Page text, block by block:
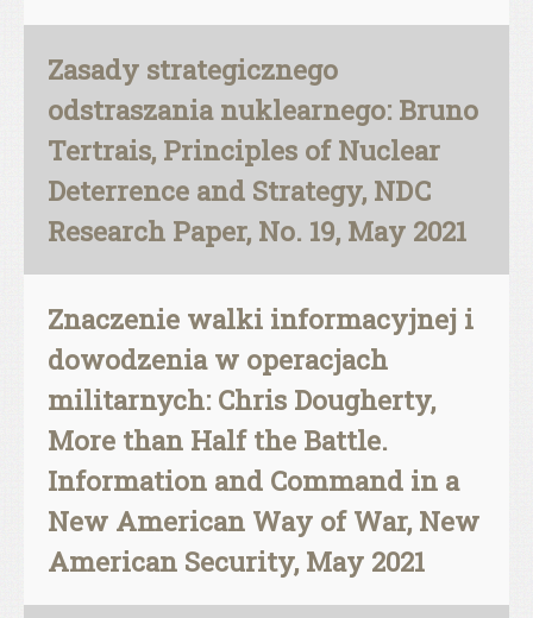
Zasady strategicznego
odstraszania nuklearnego: Bruno
Tertrais, Principles of Nuclear
Deterrence and Strategy, NDC
Research Paper, No. 19, May 2021
Znaczenie walki informacyjnej i
dowodzenia w operacjach
militarnych: Chris Dougherty,
More than Half the Battle.
Information and Command in a
New American Way of War, New
American Security, May 2021